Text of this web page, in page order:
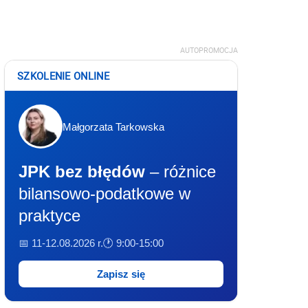
AUTOPROMOCJA
SZKOLENIE ONLINE
Małgorzata Tarkowska
JPK bez błędów – różnice
bilansowo-podatkowe w
praktyce
📅 11-12.08.2026 r.🕐 9:00-15:00
Zapisz się